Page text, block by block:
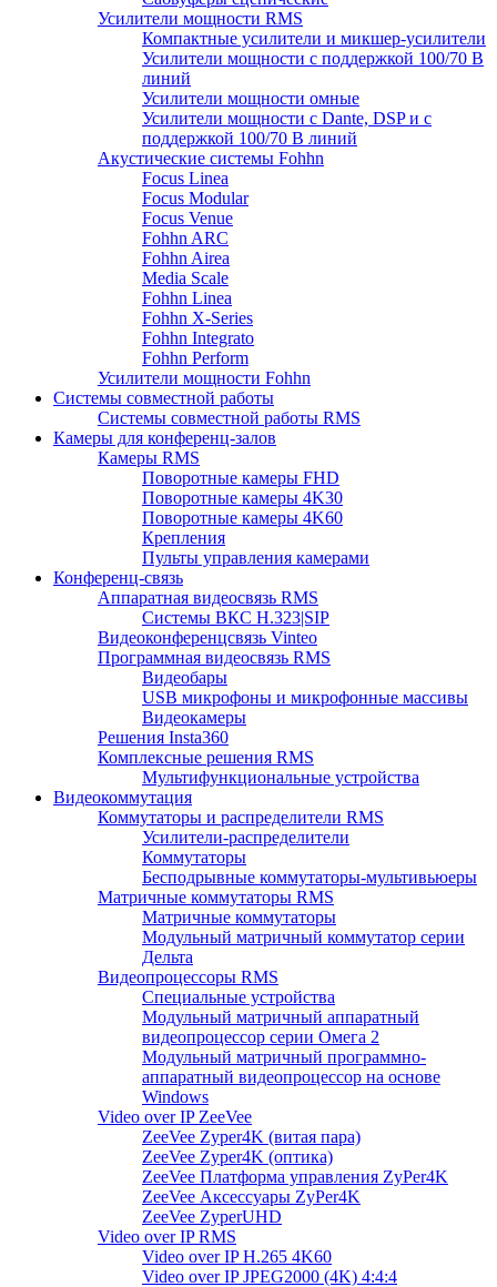
Усилители мощности RMS
Компактные усилители и микшер-усилители
Усилители мощности с поддержкой 100/70 В
линий
Усилители мощности омные
Усилители мощности с Dante, DSP и с
поддержкой 100/70 В линий
Акустические системы Fohhn
Focus Linea
Focus Modular
Focus Venue
Fohhn ARC
Fohhn Airea
Media Scale
Fohhn Linea
Fohhn X-Series
Fohhn Integrato
Fohhn Perform
Усилители мощности Fohhn
Системы совместной работы
Системы совместной работы RMS
Камеры для конференц-залов
Камеры RMS
Поворотные камеры FHD
Поворотные камеры 4K30
Поворотные камеры 4K60
Крепления
Пульты управления камерами
Конференц-связь
Аппаратная видеосвязь RMS
Системы ВКС H.323|SIP
Видеоконференцсвязь Vinteo
Программная видеосвязь RMS
Видеобары
USB микрофоны и микрофонные массивы
Видеокамеры
Решения Insta360
Комплексные решения RMS
Мультифункциональные устройства
Видеокоммутация
Коммутаторы и распределители RMS
Усилители-распределители
Коммутаторы
Бесподрывные коммутаторы-мультивьюеры
Матричные коммутаторы RMS
Матричные коммутаторы
Модульный матричный коммутатор серии
Дельта
Видеопроцессоры RMS
Специальные устройства
Модульный матричный аппаратный
видеопроцессор серии Омега 2
Модульный матричный программно-
аппаратный видеопроцессор на основе
Windows
Video over IP ZeeVee
ZeeVee Zyper4K (витая пара)
ZeeVee Zyper4K (оптика)
ZeeVee Платформа управления ZyPer4K
ZeeVee Аксессуары ZyPer4K
ZeeVee ZyperUHD
Video over IP RMS
Video over IP H.265 4K60
Video over IP JPEG2000 (4K) 4:4:4